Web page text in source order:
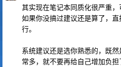
其实现在笔记本同质化很严重
如果你没搞过建议还是算了，
行。
系统建议还是选你熟悉的，既
常多，就不要再给自己增加负担